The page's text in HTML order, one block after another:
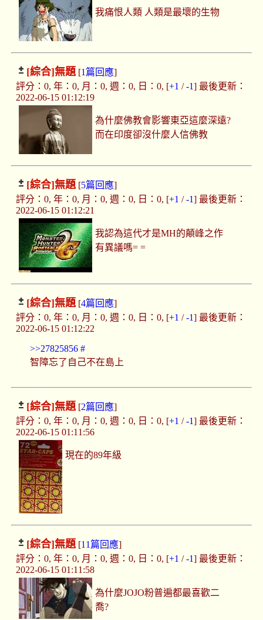
我痛恨人類 人類是最壞的生物
[綜合]無題[1篇回應]
評分：0, 年：0, 月：0, 週：0, 日：0, [+1 /-1] 最後更新：
2022-06-15 01:12:19
為什麼佛教會影響東亞這麼深遠?
而在印度卻沒什麼人信佛教
[綜合]無題[5篇回應]
評分：0, 年：0, 月：0, 週：0, 日：0, [+1 /-1] 最後更新：
2022-06-15 01:12:21
我認為這代才是MH的顛峰之作
有異議嗎= =
[綜合]無題[4篇回應]
評分：0, 年：0, 月：0, 週：0, 日：0, [+1 /-1] 最後更新：
2022-06-15 01:12:22
>>27825856#
智障忘了自己不在島上
[綜合]無題[2篇回應]
評分：0, 年：0, 月：0, 週：0, 日：0, [+1 /-1] 最後更新：
2022-06-15 01:11:56
現在的89年級
[綜合]無題[11篇回應]
評分：0, 年：0, 月：0, 週：0, 日：0, [+1 /-1] 最後更新：
2022-06-15 01:11:58
為什麼JOJO粉普遍都最喜歡二
喬?